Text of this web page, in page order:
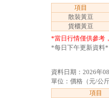
項目
散裝黃豆
貨櫃黃豆
*當日行情僅供參考
*每日下午更新資料*
資料日期：2026年
單位：價格（元/公斤
項目